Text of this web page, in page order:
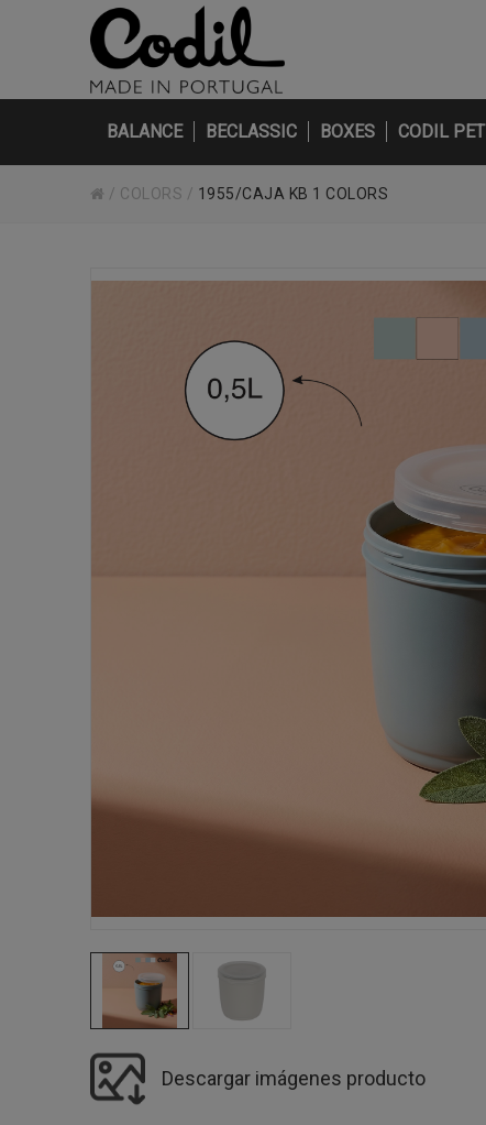
BALANCE BECLASSIC BOXES CODIL PET
/ COLORS / 1955/CAJA KB 1 COLORS
Descargar imágenes producto